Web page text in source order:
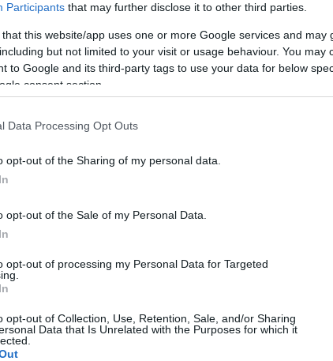
Participants that may further disclose it to other third parties.
that this website/app uses one or more Google services and may
but not limited to your visit or usage behaviour. You may
to Google and its third-party tags to use your data for below
consent section.
Data Processing Opt Outs
opt-out of the Sharing of my personal data.
opt-out of the Sale of my Personal Data.
opt-out of processing my Personal Data for Targeted
opt-out of Collection, Use, Retention, Sale, and/or Sharing
Data that Is Unrelated with the Purposes for which it
cliccandoqui
nella sezioneLogindal menù del sito o